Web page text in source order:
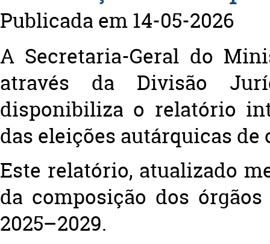
Publicada em 14-05-2026
A Secretaria-Geral do
através da Divisão
disponibiliza o relatório
das eleições autárquicas de
Este relatório, atualizado
da composição dos
2025–2029.